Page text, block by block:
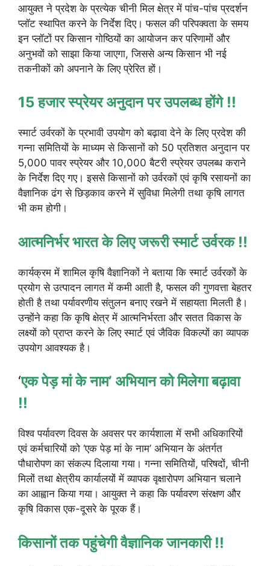
आयुक्त ने प्रदेश के प्रत्येक चीनी मिल क्षेत्र में पांच-पांच प्रदर्शन
प्लॉट स्थापित करने के निर्देश दिए। फसल की परिपक्वता के समय
इन प्लॉटों पर किसान गोष्ठियों का आयोजन कर परिणामों और
अनुभवों को साझा किया जाएगा, जिससे अन्य किसान भी नई
तकनीकों को अपनाने के लिए प्रेरित हों।
15 हजार स्प्रेयर अनुदान पर उपलब्ध होंगे !!
स्मार्ट उर्वरकों के प्रभावी उपयोग को बढ़ावा देने के लिए प्रदेश की
गन्ना समितियों के माध्यम से किसानों को 50 प्रतिशत अनुदान पर
5,000 पावर स्प्रेयर और 10,000 बैटरी स्प्रेयर उपलब्ध कराने
के निर्देश दिए गए। इससे किसानों को उर्वरकों एवं कृषि रसायनों का
वैज्ञानिक ढंग से छिड़काव करने में सुविधा मिलेगी तथा कृषि लागत
भी कम होगी।
आत्मनिर्भर भारत के लिए जरूरी स्मार्ट उर्वरक !!
कार्यक्रम में शामिल कृषि वैज्ञानिकों ने बताया कि स्मार्ट उर्वरकों के
प्रयोग से उत्पादन लागत में कमी आती है, फसल की गुणवत्ता बेहतर
होती है तथा पर्यावरणीय संतुलन बनाए रखने में सहायता मिलती है।
उन्होंने कहा कि कृषि क्षेत्र में आत्मनिर्भरता और सतत विकास के
लक्ष्यों को प्राप्त करने के लिए स्मार्ट एवं जैविक विकल्पों का व्यापक
उपयोग आवश्यक है।
‘एक पेड़ मां के नाम’ अभियान को मिलेगा बढ़ावा
!!
विश्व पर्यावरण दिवस के अवसर पर कार्यशाला में सभी अधिकारियों
एवं कर्मचारियों को ‘एक पेड़ मां के नाम’ अभियान के अंतर्गत
पौधारोपण का संकल्प दिलाया गया। गन्ना समितियों, परिषदों, चीनी
मिलों तथा क्षेत्रीय कार्यालयों में व्यापक वृक्षारोपण अभियान चलाने
का आह्वान किया गया। आयुक्त ने कहा कि पर्यावरण संरक्षण और
कृषि विकास एक-दूसरे के पूरक हैं।
किसानों तक पहुंचेगी वैज्ञानिक जानकारी !!